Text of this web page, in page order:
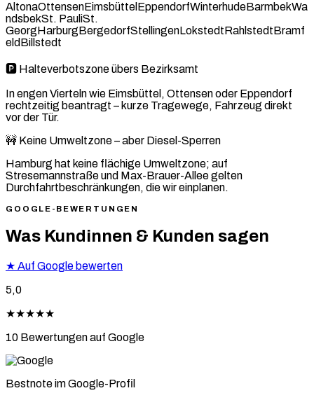
AltonaOttensenEimsbüttel EppendorfWinterhudeBarmbekWa
ndsbekSt. PauliSt.
GeorgHarburgBergedorfStellingenLokstedtRahlstedtBramf
eldBillstedt
🅿️ Halteverbotszone übers Bezirksamt
In engen Vierteln wie Eimsbüttel, Ottensen oder Eppendorf
rechtzeitig beantragt – kurze Tragewege, Fahrzeug direkt
vor der Tür.
🚧 Keine Umweltzone – aber Diesel-Sperren
Hamburg hat keine flächige Umweltzone; auf
Stresemannstraße und Max-Brauer-Allee gelten
Durchfahrtbeschränkungen, die wir einplanen.
GOOGLE-BEWERTUNGEN
Was Kundinnen & Kunden sagen
★ Auf Google bewerten
5,0
★★★★★
10 Bewertungen auf Google
Bestnote im Google-Profil